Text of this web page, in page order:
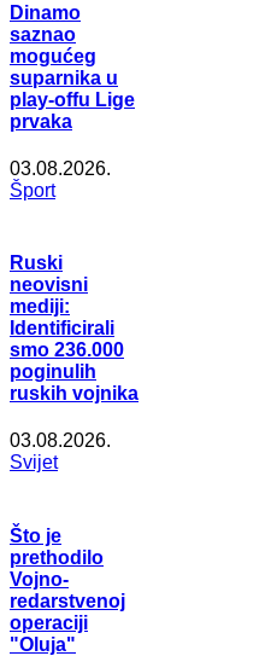
Dinamo
saznao
mogućeg
suparnika u
play-offu Lige
prvaka
03.08.2026.
Šport
Ruski
neovisni
mediji:
Identificirali
smo 236.000
poginulih
ruskih vojnika
03.08.2026.
Svijet
Što je
prethodilo
Vojno-
redarstvenoj
operaciji
"Oluja"